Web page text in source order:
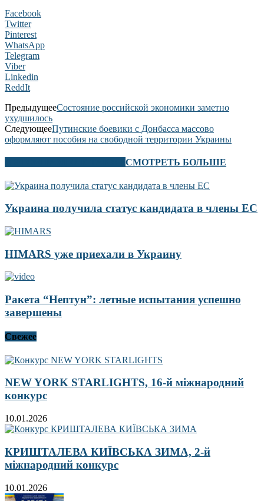
Facebook
Twitter
Pinterest
WhatsApp
Telegram
Viber
Linkedin
ReddIt
ПредыдущееСостояние российской экономики заметно
ухудшилось
СледующееПутинские боевики с Донбасса массово
оформляют пособия на свободной территории Украины
СМОТРЕТЬ БОЛЬШЕ
Украина получила статус кандидата в члены ЕС
HIMARS уже приехали в Украину
Ракета “Нептун”: летные испытания успешно
завершены
Свежее
NEW YORK STARLIGHTS, 16-й міжнародний
конкурс
10.01.2026
КРИШТАЛЕВА КИЇВСЬКА ЗИМА, 2-й
міжнародний конкурс
10.01.2026